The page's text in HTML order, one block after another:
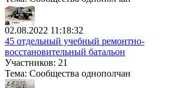
02.08.2022 11:18:32
45 отдельный учебный ремонтно-
восстановительный батальон
Участников: 21
Тема: Сообщества однополчан